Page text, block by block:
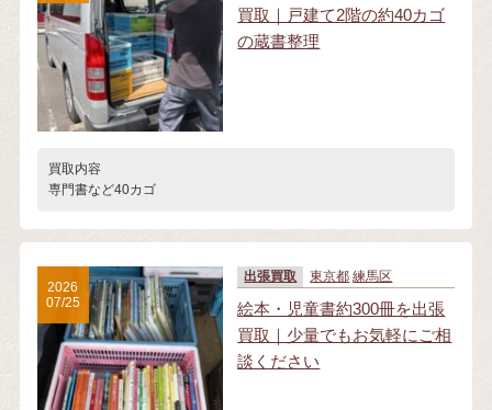
買取｜戸建て2階の約40カゴ
の蔵書整理
買取内容
専門書など40カゴ
出張買取 東京都 練馬区
絵本・児童書約300冊を出張
買取｜少量でもお気軽にご相
談ください
2026
07/25